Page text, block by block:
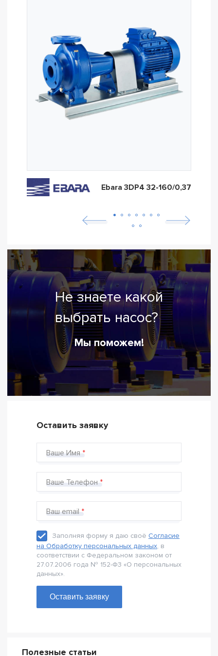
Ebara 3DP4 32-160/0,37
Не знаете какой
выбрать насос?
Мы поможем!
Оставить заявку
Ваше Имя
Ваше Телефон
Ваш email
Заполняя форму я даю своё Согласие
на Обработку персональных данных, в
соответствии с Федеральном законом от
27.07.2006 года № 152-Ф3 «О персональных
данных».
Оставить заявку
Полезные статьи